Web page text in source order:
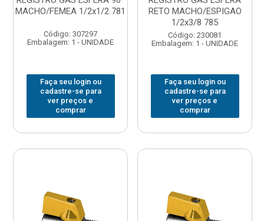
MACHO/FEMEA 1/2x1/2 781
Código: 307297
Embalagem: 1 - UNIDADE
Faça seu login ou
cadastre-se para
ver preços e
comprar
RETO MACHO/ESPIGAO
1/2x3/8 785
Código: 230081
Embalagem: 1 - UNIDADE
Faça seu login ou
cadastre-se para
ver preços e
comprar